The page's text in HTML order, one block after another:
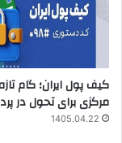
کیف پول ایران؛ گام
مرکزی برای تحول در
1405.04.22